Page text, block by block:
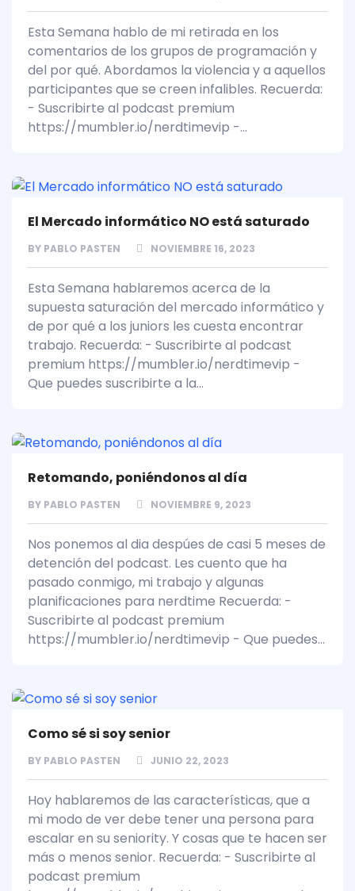
Esta Semana hablo de mi retirada en los
comentarios de los grupos de programación y
del por qué. Abordamos la violencia y a aquellos
participantes que se creen infalibles. Recuerda:
- Suscribirte al podcast premium
https://mumbler.io/nerdtimevip -...
El Mercado informático NO está saturado
BY PABLO PASTEN NOVIEMBRE 16, 2023
Esta Semana hablaremos acerca de la
supuesta saturación del mercado informático y
de por qué a los juniors les cuesta encontrar
trabajo. Recuerda: - Suscribirte al podcast
premium https://mumbler.io/nerdtimevip -
Que puedes suscribirte a la...
Retomando, poniéndonos al día
BY PABLO PASTEN NOVIEMBRE 9, 2023
Nos ponemos al dia despúes de casi 5 meses de
detención del podcast. Les cuento que ha
pasado conmigo, mi trabajo y algunas
planificaciones para nerdtime Recuerda: -
Suscribirte al podcast premium
https://mumbler.io/nerdtimevip - Que puedes...
Como sé si soy senior
BY PABLO PASTEN JUNIO 22, 2023
Hoy hablaremos de las características, que a
mi modo de ver debe tener una persona para
escalar en su seniority. Y cosas que te hacen ser
más o menos senior. Recuerda: - Suscribirte al
podcast premium